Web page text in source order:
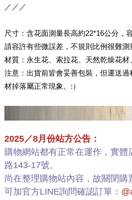
／／／
尺寸：含花面測量長高約22*16公分，
請容許有些微誤差，不規則比例很難測
材質：永生花、索拉花、天然乾燥花
注意：出貨前皆會妥善包裝，但運送
材掉落屬正常現象。:）
2025／8月份站方公告：
購物網站都有正常在運作，實體
路143-17號。
尚在整理購物站內容，故關閉購
可加官方LINE詢問確認訂單：